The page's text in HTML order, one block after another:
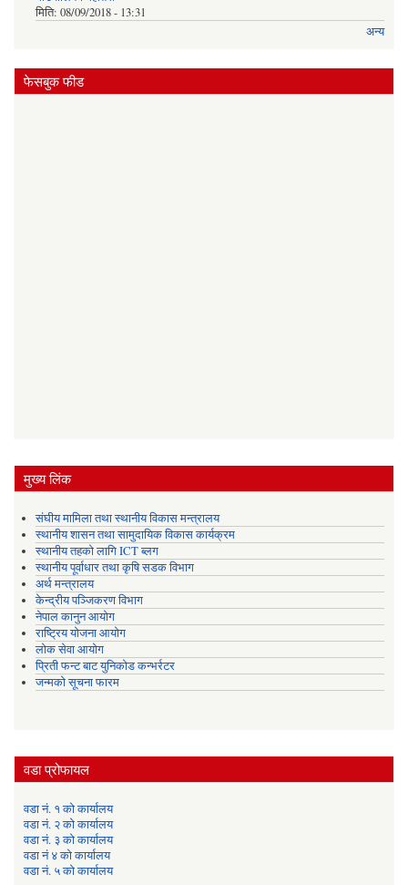
मिति: 08/09/2018 - 13:31
अन्य
फेसबुक फीड
मुख्य लिंक
संघीय मामिला तथा स्थानीय विकास मन्त्रालय
स्थानीय शासन तथा सामुदायिक विकास कार्यक्रम
स्थानीय तहको लागि ICT ब्लग
स्थानीय पूर्वाधार तथा कृषि सडक विभाग
अर्थ मन्त्रालय
केन्द्रीय पञ्जिकरण विभाग
नेपाल कानुन आयोग
राष्ट्रिय योजना आयोग
लोक सेवा आयोग
प्रिती फन्ट बाट युनिकोड कन्भर्रटर
जन्मको सूचना फारम
वडा प्रोफायल
वडा नं. १ को कार्यालय
वडा नं. २ को कार्यालय
वडा नं. ३ को कार्यालय
वडा नं ४ को कार्यालय
वडा नं. ५ को कार्यालय